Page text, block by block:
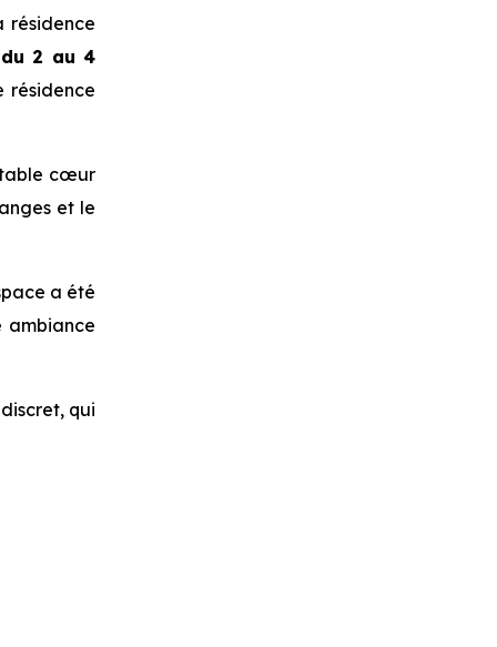
résidence
2 au 4
résidence
cœur
et le
a été
ambiance
qui